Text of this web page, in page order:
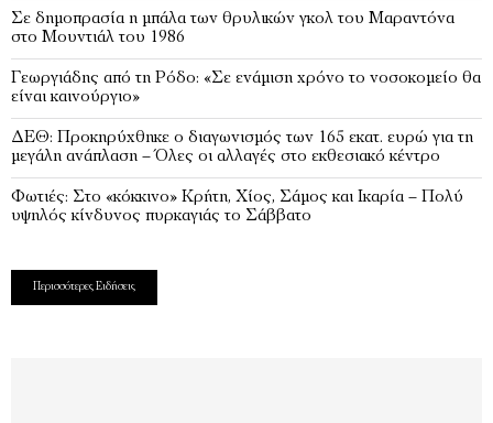
Σε δημοπρασία η μπάλα των θρυλικών γκολ του Μαραντόνα
στο Μουντιάλ του 1986
Γεωργιάδης από τη Ρόδο: «Σε ενάμιση χρόνο το νοσοκομείο θα
είναι καινούργιο»
ΔΕΘ: Προκηρύχθηκε ο διαγωνισμός των 165 εκατ. ευρώ για τη
μεγάλη ανάπλαση – Όλες οι αλλαγές στο εκθεσιακό κέντρο
Φωτιές: Στο «κόκκινο» Κρήτη, Χίος, Σάμος και Ικαρία – Πολύ
υψηλός κίνδυνος πυρκαγιάς το Σάββατο
Περισσότερες Ειδήσεις